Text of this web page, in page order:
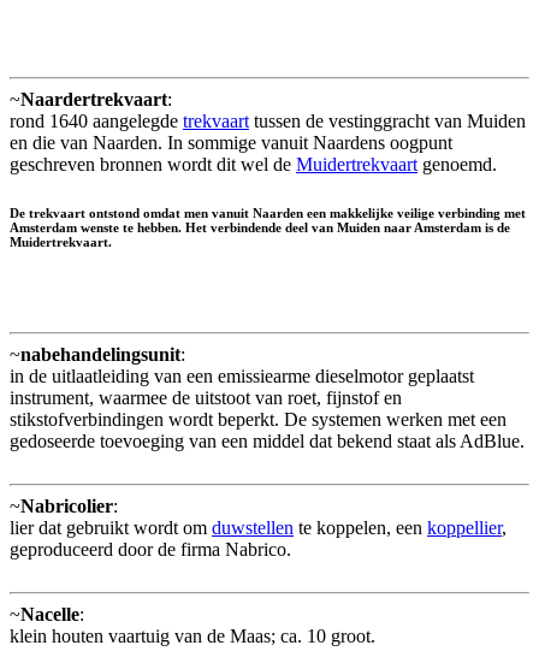
~Naardertrekvaart:
rond 1640 aangelegde trekvaart tussen de vestinggracht van Muiden
en die van Naarden. In sommige vanuit Naardens oogpunt
geschreven bronnen wordt dit wel de Muidertrekvaart genoemd.
De trekvaart ontstond omdat men vanuit Naarden een makkelijke veilige verbinding met
Amsterdam wenste te hebben. Het verbindende deel van Muiden naar Amsterdam is de
Muidertrekvaart.
~nabehandelingsunit:
in de uitlaatleiding van een emissiearme dieselmotor geplaatst
instrument, waarmee de uitstoot van roet, fijnstof en
stikstofverbindingen wordt beperkt. De systemen werken met een
gedoseerde toevoeging van een middel dat bekend staat als AdBlue.
~Nabricolier:
lier dat gebruikt wordt om duwstellen te koppelen, een koppellier,
geproduceerd door de firma Nabrico.
~Nacelle:
klein houten vaartuig van de Maas; ca. 10 groot.